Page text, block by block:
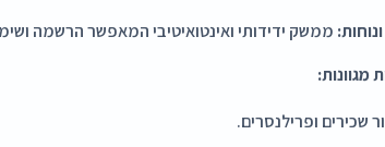
ממשק ידידותי ואינטואיטיבי המאפשר הרשמה
מגוונות:
שכירים ופרילנסרים.